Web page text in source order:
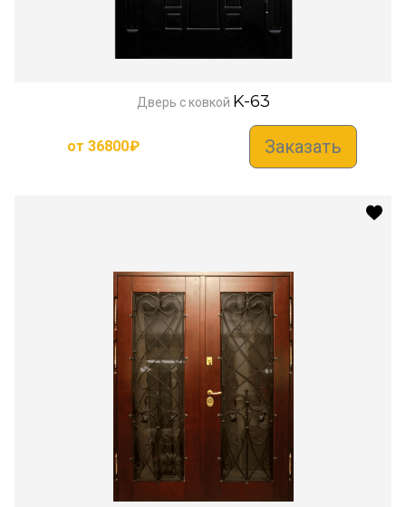
Дверь с ковкой K-63
от 36800₽ Заказать